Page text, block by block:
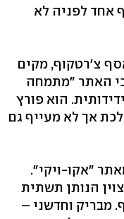
אחד לפניה לא
צ'רטקוף, מקים
האתר "מתמחה
הוא פורץ
לכת אך לא מעייף גם
"אקו-ויקי".
הנותן תשתית
מבריק וחדשני –